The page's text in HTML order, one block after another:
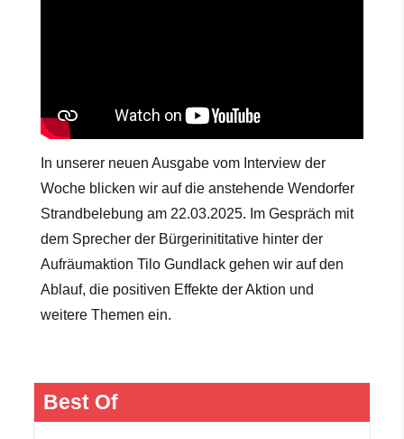
In unserer neuen Ausgabe vom Interview der
Woche blicken wir auf die anstehende Wendorfer
Strandbelebung am 22.03.2025. Im Gespräch mit
dem Sprecher der Bürgerinititative hinter der
Aufräumaktion Tilo Gundlack gehen wir auf den
Ablauf, die positiven Effekte der Aktion und
weitere Themen ein.
Best Of